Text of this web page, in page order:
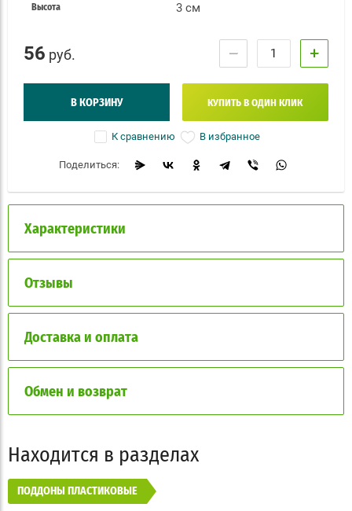
Высота 3 см
56 руб. − +
В КОРЗИНУ КУПИТЬ В ОДИН КЛИК
К сравнению В избранное
Поделиться:
Характеристики
Отзывы
Доставка и оплата
Обмен и возврат
Находится в разделах
ПОДДОНЫ ПЛАСТИКОВЫЕ